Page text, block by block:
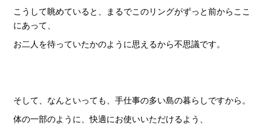
こうして眺めていると、まるでこのリングがずっと前からここ
にあって、
お二人を待っていたかのように思えるから不思議です。
そして、なんといっても、手仕事の多い島の暮らしですから。
体の一部のように、快適にお使いいただけるよう、